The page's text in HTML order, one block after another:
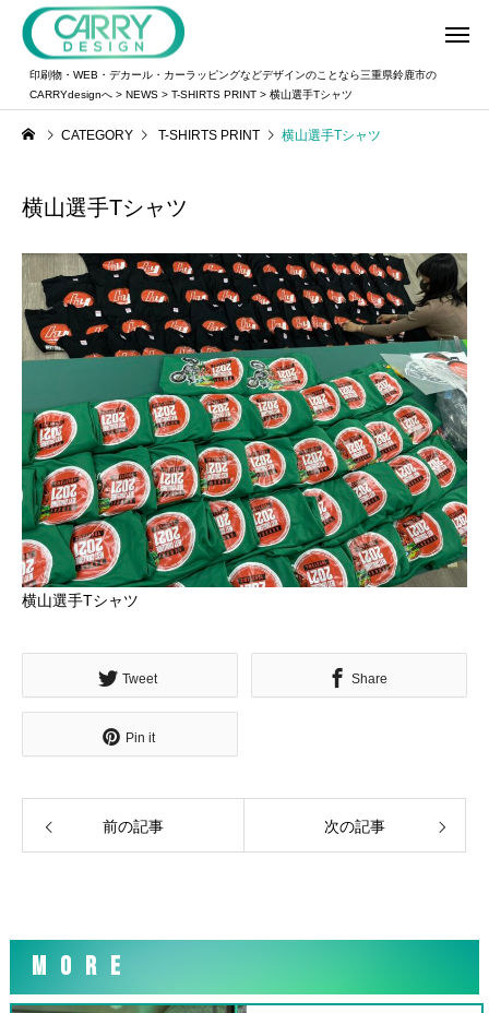
印刷物・WEB・デカール・カーラッピングなどデザインのことなら三重県鈴鹿市の
CARRYdesignへ> NEWS> T-SHIRTS PRINT> 横山選手Tシャツ
CATEGORY T-SHIRTS PRINT 横山選手Tシャツ
横山選手Tシャツ
横山選手Tシャツ
Tweet Share
Pin it
前の記事 次の記事
MORE